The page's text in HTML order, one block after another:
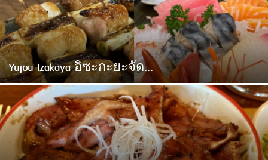
Yujou Izakaya อิซะกะยะจัด...